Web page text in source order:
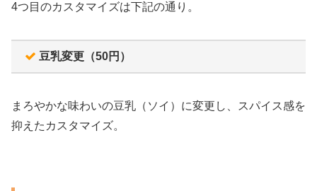
4つ目のカスタマイズは下記の通り。
豆乳変更（50円）
まろやかな味わいの豆乳（ソイ）に変更し、スパイス感を
抑えたカスタマイズ。